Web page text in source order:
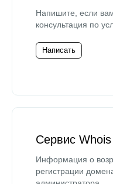
Напишите, если
консультация по
Написать
Сервис Whois
Информация о
регистрации